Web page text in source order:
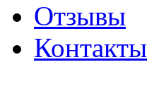
Отзывы
Контакты